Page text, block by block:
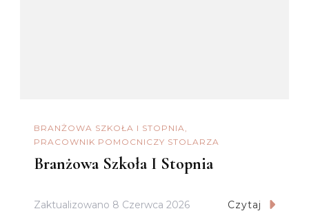
BRANŻOWA SZKOŁA I STOPNIA
PRACOWNIK POMOCNICZY STOLARZA
Branżowa Szkoła I Stopnia
Zaktualizowano 8 Czerwca 2026 Czytaj